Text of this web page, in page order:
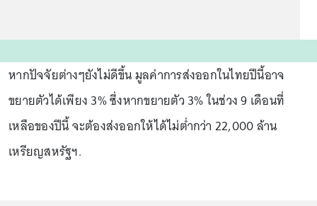
หากปัจจัยต่างๆยังไม่ดีขึ้น มูลค่าการส่งออกในไทยปีนี้อาจ
ขยายตัวได้เพียง 3% ซึ่งหากขยายตัว 3% ในช่วง 9 เดือนที่
เหลือของปีนี้ จะต้องส่งออกให้ได้ไม่ต่ำกว่า 22,000 ล้าน
เหรียญสหรัฐฯ.